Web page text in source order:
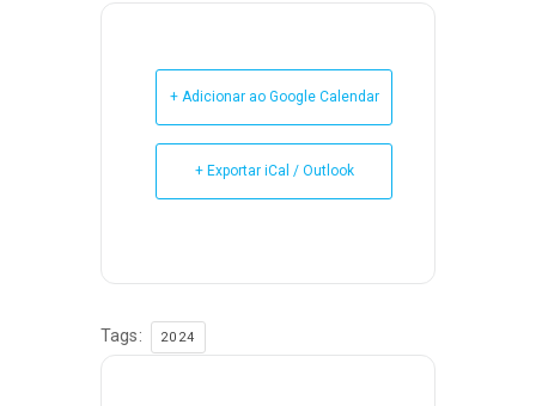
+ Adicionar ao Google Calendar
+ Exportar iCal / Outlook
Tags: 2024